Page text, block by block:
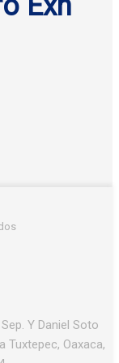
Y Daniel Soto
Tuxtepec, Oaxaca,